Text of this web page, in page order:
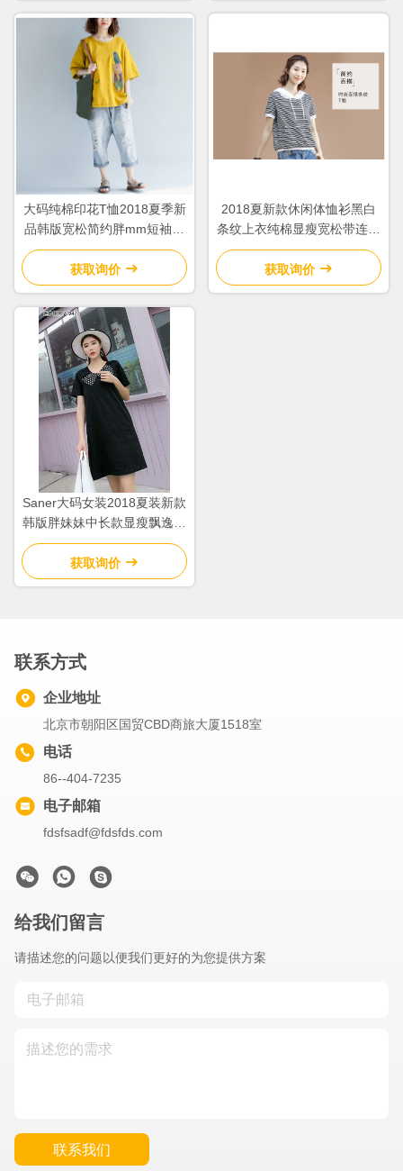
大码纯棉印花T恤2018夏季新
品韩版宽松简约胖mm短袖上
衣女
获取询价
2018夏新款休闲体恤衫黑白
条纹上衣纯棉显瘦宽松带连帽
短袖T恤女
获取询价
Saner大码女装2018夏装新款
韩版胖妹妹中长款显瘦飘逸雪
纺连衣裙
获取询价
联系方式
企业地址
北京市朝阳区国贸CBD商旅大厦1518室
电话
86--404-7235
电子邮箱
fdsfsadf@fdsfds.com
给我们留言
请描述您的问题以便我们更好的为您提供方案
联系我们